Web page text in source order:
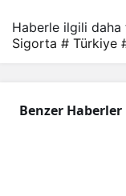
deki
Haberle ilgili daha
Sigorta # Türkiye
Benzer Haberler